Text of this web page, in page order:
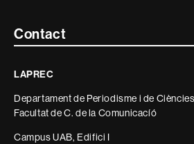
Contacte
informació
legal
Contact
LAPREC
Departament de Periodisme i de
Facultat de C. de la Comunicacíó
Campus UAB, Edifici I